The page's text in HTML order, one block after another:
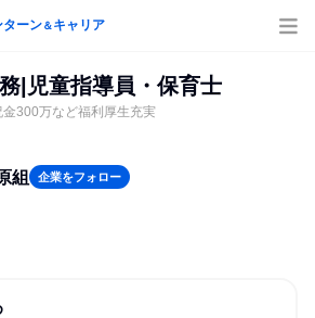
ターン＆キャリア
|児童指導員・保育士
300万など福利厚生充実
組 企業をフォロー